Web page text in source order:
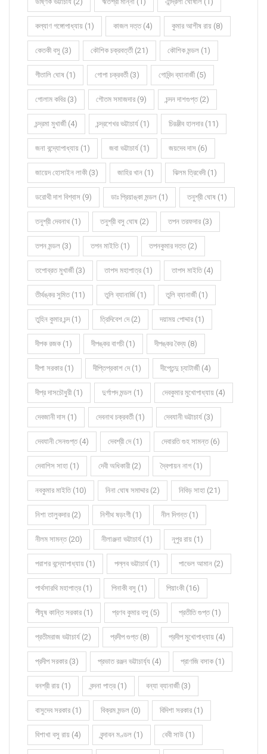
কল্যাণ গঙ্গোপাধ্যায় (1) কাজল দত্ত (4) কুমার আশীষ রায় (8)
কেতকী বসু (3) কৌশিক চক্রবর্ত্তী (21) কৌশিক মন্ডল (1)
গীতালি ঘোষ (1) গোপা চক্রবর্তী (3) গোবিন্দ ব্যানার্জী (5)
গোলাম কবির (3) গৌতম সমাজদার (9) চন্দন দাশগুপ্ত (2)
চন্দ্রমা মুখার্জী (4) চন্দ্রশেখর ভট্টাচার্য (1) চিরঞ্জীব হালদার (11)
জনা বন্দ্যোপাধ্যায় (1) জবা ভট্টাচার্য (1) জয়দেব দাস (6)
জায়েদ হোসাইন লাকী (3) জাহির খান (1) ঝিলম ত্রিবেদী (1)
ডরোথী দাশ বিশ্বাস (9) ডাঃ প্রিয়াঙ্কা মন্ডল (1) তনুশ্রী ঘোষ (1)
তনুশ্রী দেবনাথ (1) তনুশ্রী বসু ঘোষ (2) তপন তরফদার (3)
তপন মন্ডল (3) তপন মাইতি (1) তপনকুমার দত্ত (2)
তপোব্রত মুখার্জী (3) তাপস মহাপাত্র (1) তাপস মাইতি (4)
তীর্থঙ্কর সুমিত (11) তুলি ব্যানার্জি (1) তুলি ব্যানার্জী (1)
তুহিন কুমার চন্দ (1) ত্রিদিবেশ দে (2) দয়াময় পোদ্দার (1)
দীপক রজক (1) দীপঙ্কর বাগচী (1) দীপঙ্কর বৈদ্য (8)
দীপা সরকার (1) দীপ্তিপ্রকাশ দে (1) দীপ্তেন্দু চ্যাটার্জী (4)
দীপ্র দাসচৌধুরী (1) দুর্গাপদ মন্ডল (1) দেবকুমার মুখোপাধ্যায় (4)
দেবজানী দাস (1) দেবনাথ চক্রবর্তী (1) দেবযানী ভট্টাচার্য (3)
দেবযানী সেনগুপ্ত (4) দেবশ্রী দে (1) দেবারতি গুহ সামন্ত (6)
দেবাশিস সাহা (1) দেবী অধিকারী (2) দ্বৈপায়ন নাগ (1)
নবকুমার মাইতি (10) নিনা ঘোষ সমাদ্দার (2) নিবিড় সাহা (21)
নিশা তালুকদার (2) নিশীথ ষড়ংগী (1) নীল দিগন্ত (1)
নীলম সামন্ত (20) নীলাঞ্জনা ভট্টাচার্য (1) নূপুর রায় (1)
পরাশর বন্দ্যোপাধ্যায় (1) পল্লব ভট্টাচার্য (1) পাভেল আমান (2)
পার্থসারথি মহাপাত্র (1) পিনাকী বসু (1) পিয়াংকী (16)
পীযূষ কান্তি সরকার (1) প্রণব কুমার বসু (5) প্রতীতি গুপ্ত (1)
প্রতীমরাজ ভট্টাচার্য (2) প্রদীপ গুপ্ত (8) প্রদীপ মুখোপাধ্যায় (4)
প্রদীপ সরকার (3) প্রভাত রঞ্জন ভট্টাচার্য্য (4) প্রাণজি বসাক (1)
বনশ্রী রায় (1) বন্দনা পাত্র (1) বন্যা ব্যানার্জী (3)
বাসুদেব সরকার (1) বিক্রম মন্ডল (0) বিদিশা সরকার (1)
বিশাখা বসু রায় (4) বৃন্দাবন মণ্ডল (1) বেবী সাউ (1)